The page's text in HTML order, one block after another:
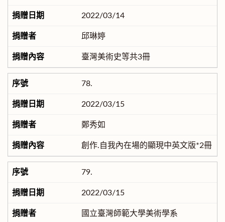
2022/03/14
邱琳婷
臺灣美術史等共3冊
78.
2022/03/15
鄭秀如
創作.自我內在場的顯現中英文版*2冊
79.
2022/03/15
國立臺灣師範大學美術學系